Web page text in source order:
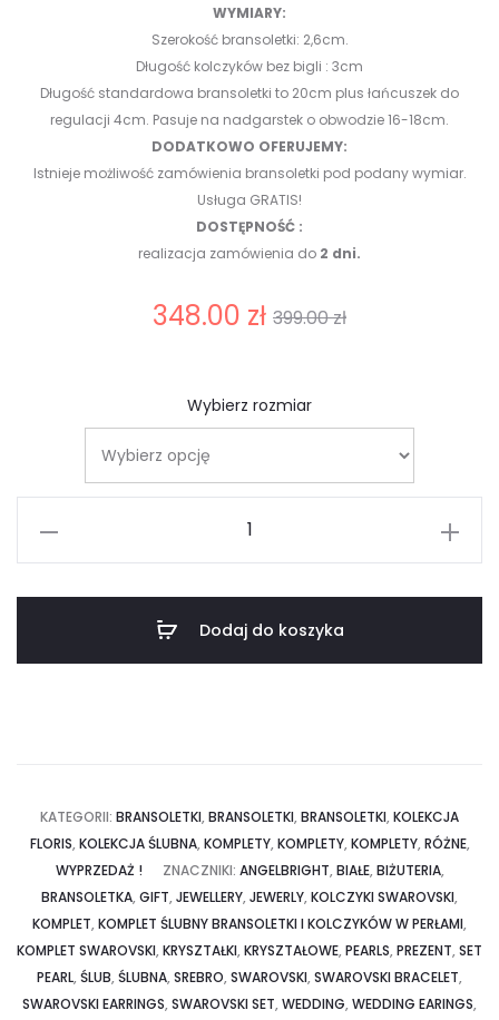
WYMIARY:
Szerokość bransoletki: 2,6cm.
Długość kolczyków bez bigli : 3cm
Długość standardowa bransoletki to 20cm plus łańcuszek do
regulacji 4cm. Pasuje na nadgarstek o obwodzie 16-18cm.
DODATKOWO OFERUJEMY:
Istnieje możliwość zamówienia bransoletki pod podany wymiar.
Usługa GRATIS!
DOSTĘPNOŚĆ :
realizacja zamówienia do 2 dni.
399.00zł
Pierwotna
wynosiła:
399.00 zł.
348.00 zł
wynosi:
348.00 zł.
Wybierz rozmiar
Dodaj do koszyka
KATEGORII: BRANSOLETKI, BRANSOLETKI, BRANSOLETKI, KOLEKCJA
FLORIS, KOLEKCJA ŚLUBNA, KOMPLETY, KOMPLETY, KOMPLETY, RÓŻNE,
WYPRZEDAŻ !
ZNACZNIKI: ANGELBRIGHT, BIAŁE, BIŻUTERIA,
BRANSOLETKA, GIFT, JEWELLERY, JEWERLY, KOLCZYKI SWAROVSKI,
KOMPLET, KOMPLET ŚLUBNY BRANSOLETKI I KOLCZYKÓW W PERŁAMI,
KOMPLET SWAROVSKI, KRYSZTAŁKI, KRYSZTAŁOWE, PEARLS, PREZENT, SET
PEARL, ŚLUB, ŚLUBNA, SREBRO, SWAROVSKI, SWAROVSKI BRACELET,
SWAROVSKI EARRINGS, SWAROVSKI SET, WEDDING, WEDDING EARINGS,